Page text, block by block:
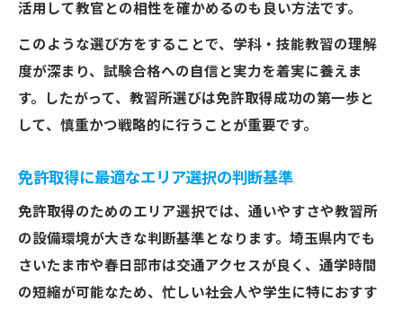
活用して教官との相性を確かめるのも良い方法です。
このような選び方をすることで、学科・技能教習の理解
度が深まり、試験合格への自信と実力を着実に養えま
す。したがって、教習所選びは免許取得成功の第一歩と
して、慎重かつ戦略的に行うことが重要です。
免許取得に最適なエリア選択の判断基準
免許取得のためのエリア選択では、通いやすさや教習所
の設備環境が大きな判断基準となります。埼玉県内でも
さいたま市や春日部市は交通アクセスが良く、通学時間
の短縮が可能なため、忙しい社会人や学生に特におすす